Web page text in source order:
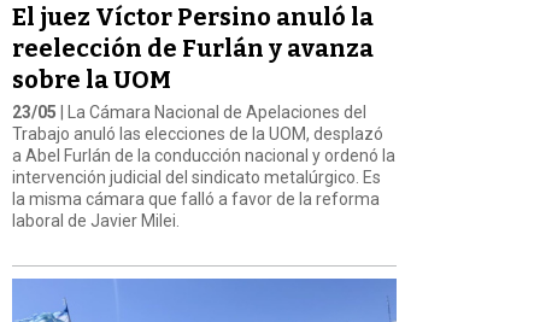
El juez Víctor Persino anuló la
reelección de Furlán y avanza
sobre la UOM
23/05 | La Cámara Nacional de Apelaciones del
Trabajo anuló las elecciones de la UOM, desplazó
a Abel Furlán de la conducción nacional y ordenó la
intervención judicial del sindicato metalúrgico. Es
la misma cámara que falló a favor de la reforma
laboral de Javier Milei.